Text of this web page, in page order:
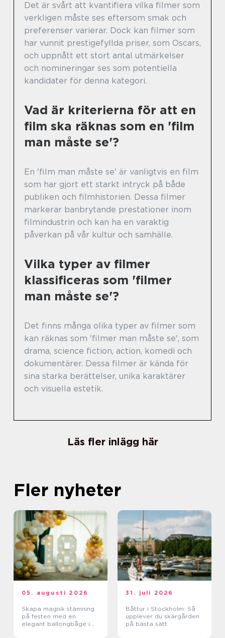
Det är svårt att kvantifiera vilka filmer som
verkligen måste ses eftersom smak och
preferenser varierar. Dock kan filmer som
har vunnit prestigefyllda priser, som Oscars,
och uppnått ett stort antal utmärkelser
och nomineringar ses som potentiella
kandidater för denna kategori.
Vad är kriterierna för att en
film ska räknas som en 'film
man måste se'?
En 'film man måste se' är vanligtvis en film
som har gjort ett starkt intryck på både
publiken och filmhistorien. Dessa filmer
markerar banbrytande prestationer inom
filmindustrin och kan ha en varaktig
påverkan på vår kultur och samhälle.
Vilka typer av filmer
klassificeras som 'filmer
man måste se'?
Det finns många olika typer av filmer som
kan räknas som 'filmer man måste se', som
drama, science fiction, action, komedi och
dokumentärer. Dessa filmer är kända för
sina starka berättelser, unika karaktärer
och visuella estetik.
Läs fler inlägg här
Fler nyheter
05. augusti 2026
Skapa magisk stämning
på festen med en
elegant ballongbåge i
31. juli 2026
Båttur i Stockholm: Så
upplever du skärgården
på bästa sätt